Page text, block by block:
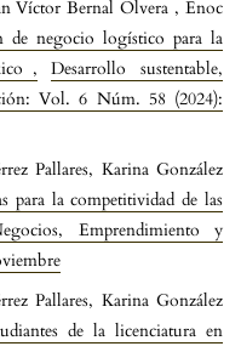
Víctor Bernal Olvera , Enoc
de negocio logístico para la
,Desarrollo sustentable,
Vol. 6 Núm. 58 (2024):
Pallares, Karina González
para la competitividad de las
Emprendimiento y
Pallares, Karina González
de la licenciatura en